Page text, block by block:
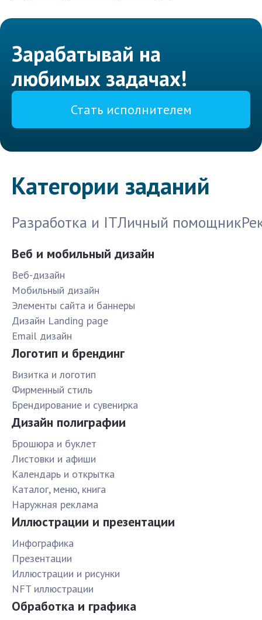
Зарабатывай на
любимых задачах!
Стать исполнителем
Категории заданий
Разработка и ITЛичный помощник
Веб и мобильный дизайн
Веб-дизайн
Мобильный дизайн
Элементы сайта и баннеры
Дизайн Landing page
Email дизайн
Логотип и брендинг
Визитка и логотип
Фирменный стиль
Брендирование и сувенирка
Дизайн полиграфии
Брошюра и буклет
Листовки и афиши
Календарь и открытка
Каталог, меню, книга
Наружная реклама
Иллюстрации и презентации
Инфографика
Презентации
Иллюстрации и рисунки
NFT иллюстрации
Обработка и графика